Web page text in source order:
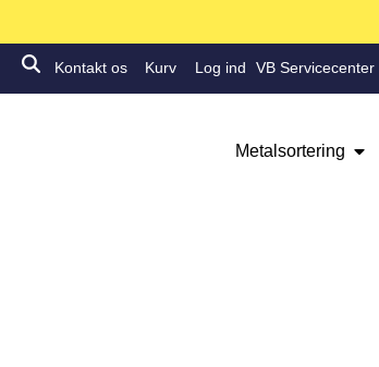
Kontakt os Kurv Log ind VB Servicecenter
Metalsortering